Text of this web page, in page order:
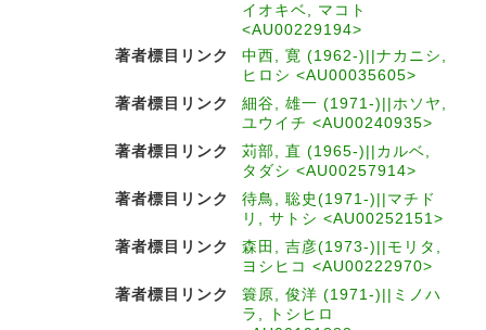
イオキベ, マコト
<AU00229194>
著者標目リンク
中西, 寛 (1962-)||ナカニシ,
ヒロシ <AU00035605>
著者標目リンク
細谷, 雄一 (1971-)||ホソヤ,
ユウイチ <AU00240935>
著者標目リンク
苅部, 直 (1965-)||カルベ,
タダシ <AU00257914>
著者標目リンク
待鳥, 聡史(1971-)||マチド
リ, サトシ <AU00252151>
著者標目リンク
森田, 吉彦(1973-)||モリタ,
ヨシヒコ <AU00222970>
著者標目リンク
簑原, 俊洋 (1971-)||ミノハ
ラ, トシヒロ